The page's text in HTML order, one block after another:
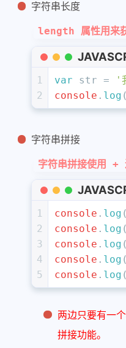
字符串长度
length 属性用来
1
2
var str = '
console . log
字符串拼接
字符串拼接使用 +
1
2
3
4
5
console . log (
console . log (
console . log (
console . log (
console . log (
两边只要有一
拼接功能。